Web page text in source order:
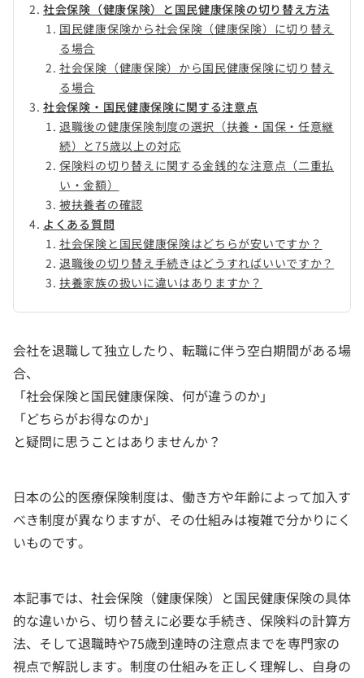
社会保険（健康保険）と国民健康保険の切り替え方法
国民健康保険から社会保険（健康保険）に切り替え
る場合
社会保険（健康保険）から国民健康保険に切り替え
る場合
社会保険・国民健康保険に関する注意点
退職後の健康保険制度の選択（扶養・国保・任意継
続）と75歳以上の対応
保険料の切り替えに関する金銭的な注意点（二重払
い・金額）
被扶養者の確認
よくある質問
社会保険と国民健康保険はどちらが安いですか？
退職後の切り替え手続きはどうすればいいですか？
扶養家族の扱いに違いはありますか？
会社を退職して独立したり、転職に伴う空白期間がある場
合、
「社会保険と国民健康保険、何が違うのか」
「どちらがお得なのか」
と疑問に思うことはありませんか？
日本の公的医療保険制度は、働き方や年齢によって加入す
べき制度が異なりますが、その仕組みは複雑で分かりにく
いものです。
本記事では、社会保険（健康保険）と国民健康保険の具体
的な違いから、切り替えに必要な手続き、保険料の計算方
法、そして退職時や75歳到達時の注意点までを専門家の
視点で解説します。制度の仕組みを正しく理解し、自身の